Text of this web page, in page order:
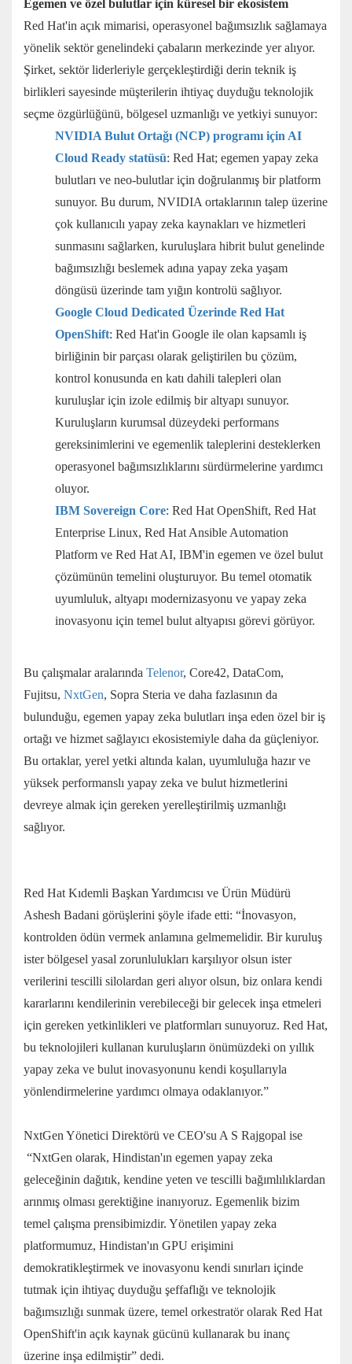
Egemen ve özel bulutlar için küresel bir ekosistem
Red Hat'in açık mimarisi, operasyonel bağımsızlık sağlamaya
yönelik sektör genelindeki çabaların merkezinde yer alıyor.
Şirket, sektör liderleriyle gerçekleştirdiği derin teknik iş
birlikleri sayesinde müşterilerin ihtiyaç duyduğu teknolojik
seçme özgürlüğünü, bölgesel uzmanlığı ve yetkiyi sunuyor:
NVIDIA Bulut Ortağı (NCP) programı için AI
Cloud Ready statüsü: Red Hat; egemen yapay zeka
bulutları ve neo-bulutlar için doğrulanmış bir platform
sunuyor. Bu durum, NVIDIA ortaklarının talep üzerine
çok kullanıcılı yapay zeka kaynakları ve hizmetleri
sunmasını sağlarken, kuruluşlara hibrit bulut genelinde
bağımsızlığı beslemek adına yapay zeka yaşam
döngüsü üzerinde tam yığın kontrolü sağlıyor.
Google Cloud Dedicated Üzerinde Red Hat
OpenShift: Red Hat'in Google ile olan kapsamlı iş
birliğinin bir parçası olarak geliştirilen bu çözüm,
kontrol konusunda en katı dahili talepleri olan
kuruluşlar için izole edilmiş bir altyapı sunuyor.
Kuruluşların kurumsal düzeydeki performans
gereksinimlerini ve egemenlik taleplerini desteklerken
operasyonel bağımsızlıklarını sürdürmelerine yardımcı
oluyor.
IBM Sovereign Core: Red Hat OpenShift, Red Hat
Enterprise Linux, Red Hat Ansible Automation
Platform ve Red Hat AI, IBM'in egemen ve özel bulut
çözümünün temelini oluşturuyor. Bu temel otomatik
uyumluluk, altyapı modernizasyonu ve yapay zeka
inovasyonu için temel bulut altyapısı görevi görüyor.
Bu çalışmalar aralarında Telenor, Core42, DataCom,
Fujitsu, NxtGen, Sopra Steria ve daha fazlasının da
bulunduğu, egemen yapay zeka bulutları inşa eden özel bir iş
ortağı ve hizmet sağlayıcı ekosistemiyle daha da güçleniyor.
Bu ortaklar, yerel yetki altında kalan, uyumluluğa hazır ve
yüksek performanslı yapay zeka ve bulut hizmetlerini
devreye almak için gereken yerelleştirilmiş uzmanlığı
sağlıyor.
Red Hat Kıdemli Başkan Yardımcısı ve Ürün Müdürü
Ashesh Badani görüşlerini şöyle ifade etti: “İnovasyon,
kontrolden ödün vermek anlamına gelmemelidir. Bir kuruluş
ister bölgesel yasal zorunlulukları karşılıyor olsun ister
verilerini tescilli silolardan geri alıyor olsun, biz onlara kendi
kararlarını kendilerinin verebileceği bir gelecek inşa etmeleri
için gereken yetkinlikleri ve platformları sunuyoruz. Red Hat,
bu teknolojileri kullanan kuruluşların önümüzdeki on yıllık
yapay zeka ve bulut inovasyonunu kendi koşullarıyla
yönlendirmelerine yardımcı olmaya odaklanıyor.”
NxtGen Yönetici Direktörü ve CEO'su A S Rajgopal ise
“NxtGen olarak, Hindistan'ın egemen yapay zeka
geleceğinin dağıtık, kendine yeten ve tescilli bağımlılıklardan
arınmış olması gerektiğine inanıyoruz. Egemenlik bizim
temel çalışma prensibimizdir. Yönetilen yapay zeka
platformumuz, Hindistan'ın GPU erişimini
demokratikleştirmek ve inovasyonu kendi sınırları içinde
tutmak için ihtiyaç duyduğu şeffaflığı ve teknolojik
bağımsızlığı sunmak üzere, temel orkestratör olarak Red Hat
OpenShift'in açık kaynak gücünü kullanarak bu inanç
üzerine inşa edilmiştir” dedi.